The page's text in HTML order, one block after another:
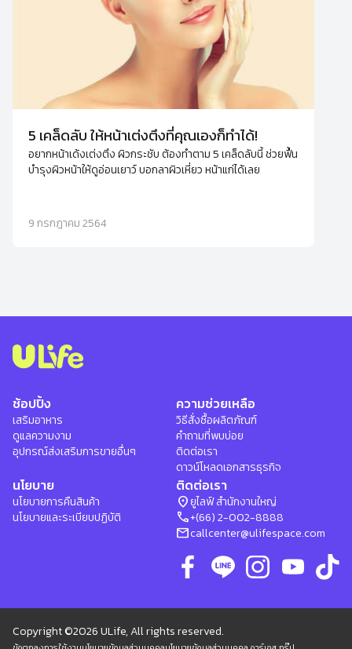
5 เคล็ดลับ ให้หน้าเต่งตึงที่คุณเองก็ทำได้!
อยากหน้าเด้งเต่งตึง ผิวกระชับ ต้องทำตาม 5 เคล็ดลับนี้ ช่วยฟื้น
บำรุงผิวหน้าให้ดูอ่อนเยาว์ บอกลาผิวเหี่ยว หน้าแก่ได้เลย
9 กรกฎาคม 2564
ช้อปปิ้ง
เสริมอาหาร
ดูแลความงาม
อุปกรณ์ส่งเสริมการขายอื่นๆ
ความช่วยเหลือ
วิธีสั่งซื้อผลิตภัณฑ์
คำถามที่พบบ่อย
ติดต่อเรา
ดาวน์โหลดเอกสารธุรกิจ
นโยบาย
นโยบายการคืนสินค้า
นโยบายและระเบียบปฏิบัติ
ติดต่อเรา
location_onยูไลฟ์ สำนักงานใหญ่
phone+(66) 2-002-8888
mailcallcenter@ulifespace.com
Copyright ©2026 ULife, All rights reserved.